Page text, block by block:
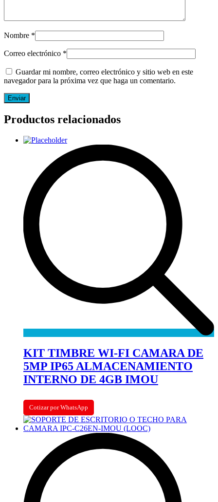
Nombre *
Correo electrónico *
Guardar mi nombre, correo electrónico y sitio web en este
navegador para la próxima vez que haga un comentario.
Productos relacionados
KIT TIMBRE WI-FI CAMARA DE
5MP IP65 ALMACENAMIENTO
INTERNO DE 4GB IMOU
Cotizar por WhatsApp